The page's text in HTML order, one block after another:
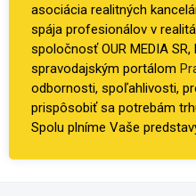
asociácia realitných
spája profesionálov v
spoločnosť OUR MEDIA
spravodajským portálom
odbornosti, spoľahlivosti,
prispôsobiť sa potrebám
Spolu plníme Vaše